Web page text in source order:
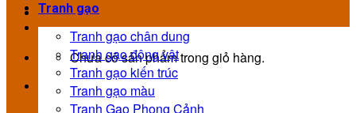
Chưa có sản phẩm trong giỏ hàng.
Tranh gạo
Tranh gạo chân dung
Tranh gạo động vật
Tranh gạo kiến trúc
Tranh gạo màu
Tranh Gạo Phong Cảnh